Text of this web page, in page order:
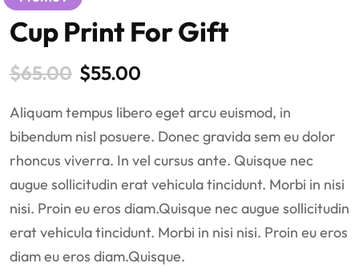
Cup Print For Gift
$65.00 $55.00
Aliquam tempus libero eget arcu euismod, in
bibendum nisl posuere. Donec gravida sem eu dolor
rhoncus viverra. In vel cursus ante. Quisque nec
augue sollicitudin erat vehicula tincidunt. Morbi in nisi
nisi. Proin eu eros diam.Quisque nec augue sollicitudin
erat vehicula tincidunt. Morbi in nisi nisi. Proin eu eros
diam eu eros diam.Quisque.